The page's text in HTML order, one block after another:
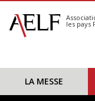
S'abonner
Calendrier
les pays
LA MESSE